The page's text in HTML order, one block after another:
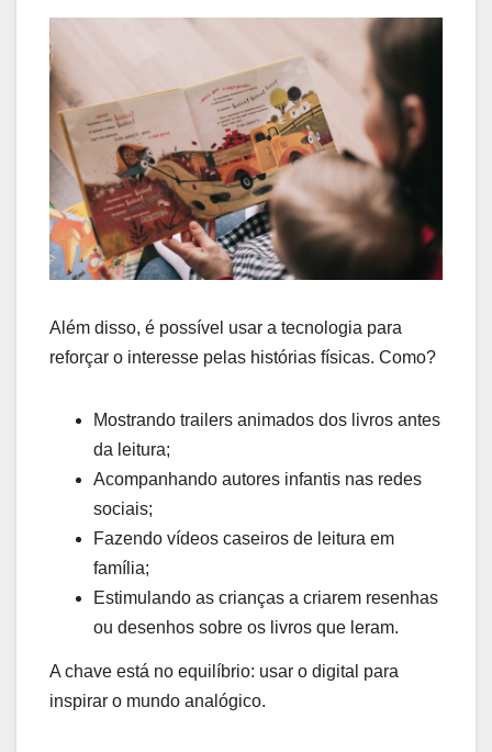
Além disso, é possível usar a tecnologia para
reforçar o interesse pelas histórias físicas. Como?
Mostrando trailers animados dos livros antes
da leitura;
Acompanhando autores infantis nas redes
sociais;
Fazendo vídeos caseiros de leitura em
família;
Estimulando as crianças a criarem resenhas
ou desenhos sobre os livros que leram.
A chave está no equilíbrio: usar o digital para
inspirar o mundo analógico.